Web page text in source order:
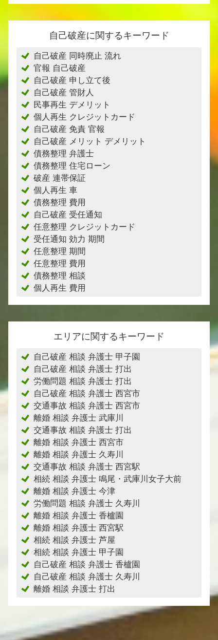
自己破産に関するキーワード
自己破産 同時廃止 流れ
官報 自己破産
自己破産 申し立て後
自己破産 管財人
民事再生 デメリット
個人再生 クレジットカード
自己破産 免責 官報
自己破産 メリット デメリット
債務整理 弁護士
債務整理 住宅ローン
破産 連帯保証
個人再生 車
債務整理 費用
自己破産 受任通知
任意整理 クレジットカード
受任通知 効力 期間
任意整理 期間
任意整理 費用
債務整理 相談
個人再生 費用
エリアに関するキーワード
自己破産 相談 弁護士 甲子園
自己破産 相談 弁護士 打出
労働問題 相談 弁護士 打出
自己破産 相談 弁護士 西宮市
交通事故 相談 弁護士 西宮市
離婚 相談 弁護士 武庫川
交通事故 相談 弁護士 打出
離婚 相談 弁護士 西宮市
離婚 相談 弁護士 久寿川
交通事故 相談 弁護士 西宮駅
相続 相談 弁護士 鳴尾・武庫川女子大前
離婚 相談 弁護士 今津
労働問題 相談 弁護士 久寿川
離婚 相談 弁護士 香櫨園
離婚 相談 弁護士 西宮駅
相続 相談 弁護士 芦屋
相続 相談 弁護士 甲子園
自己破産 相談 弁護士 香櫨園
自己破産 相談 弁護士 久寿川
離婚 相談 弁護士 打出